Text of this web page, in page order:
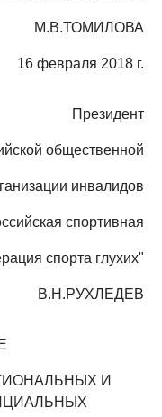
М.В.ТОМИЛОВА
16 февраля 2018 г.
Президент
общественной
инвалидов
спортивная
спорта глухих"
В.Н.РУХЛЕДЕВ
И